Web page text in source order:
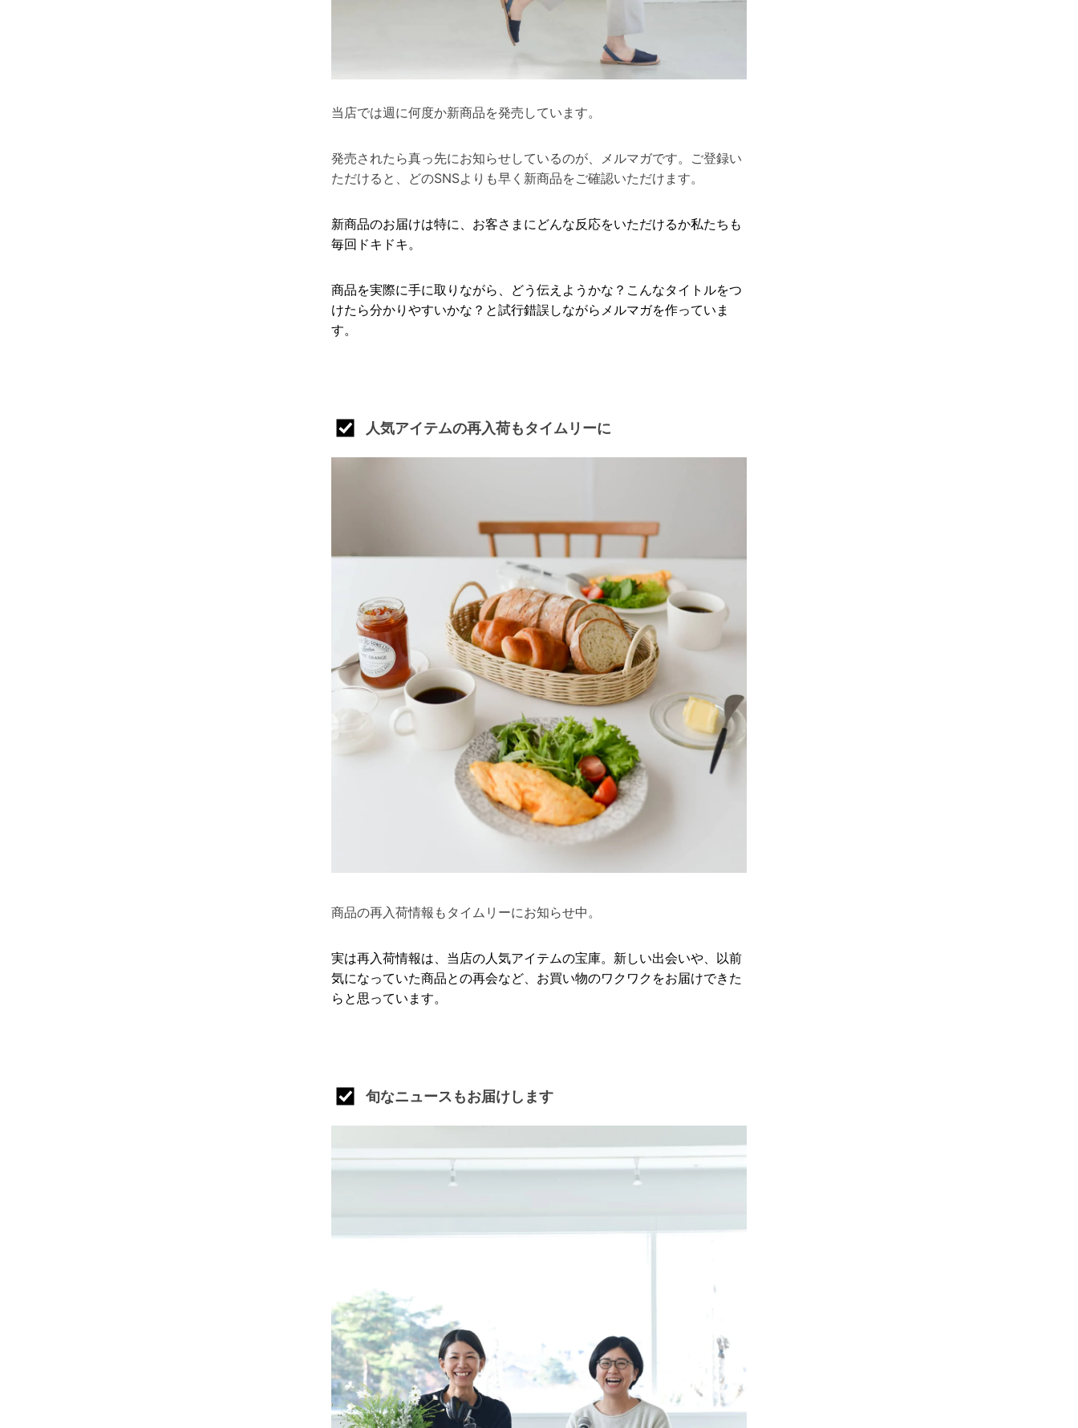
当店では週に何度か新商品を発売しています。
発売されたら真っ先にお知らせしているのが、メルマガです。ご登録い
ただけると、どのSNSよりも早く新商品をご確認いただけます。
新商品のお届けは特に、お客さまにどんな反応をいただけるか私たちも
毎回ドキドキ。
商品を実際に手に取りながら、どう伝えようかな？こんなタイトルをつ
けたら分かりやすいかな？と試行錯誤しながらメルマガを作っていま
す。
人気アイテムの再入荷もタイムリーに
商品の再入荷情報も タイムリーにお知らせ中。
実は再入荷情報は、当店の人気アイテムの宝庫。新しい出会いや、以前
気になっていた商品との再会など、お買い物のワクワクをお届けできた
らと思っています。
旬なニュースもお届けします